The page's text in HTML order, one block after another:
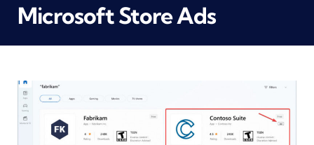
Microsoft Store Ads